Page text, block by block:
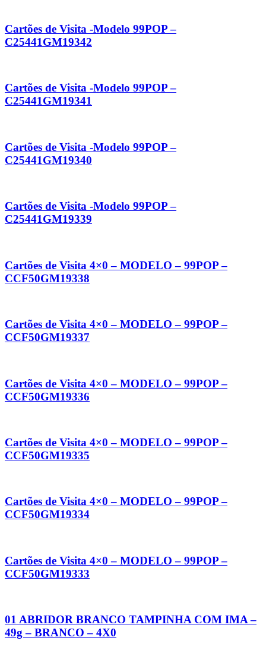
Cartões de Visita -Modelo 99POP –
C25441GM19342
Cartões de Visita -Modelo 99POP –
C25441GM19341
Cartões de Visita -Modelo 99POP –
C25441GM19340
Cartões de Visita -Modelo 99POP –
C25441GM19339
Cartões de Visita 4×0 – MODELO – 99POP –
CCF50GM19338
Cartões de Visita 4×0 – MODELO – 99POP –
CCF50GM19337
Cartões de Visita 4×0 – MODELO – 99POP –
CCF50GM19336
Cartões de Visita 4×0 – MODELO – 99POP –
CCF50GM19335
Cartões de Visita 4×0 – MODELO – 99POP –
CCF50GM19334
Cartões de Visita 4×0 – MODELO – 99POP –
CCF50GM19333
01 ABRIDOR BRANCO TAMPINHA COM IMA –
49g – BRANCO – 4X0